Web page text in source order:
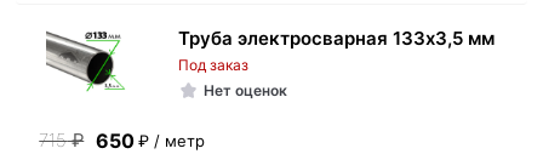
Труба электросварная 133х3,5 мм
Под заказ
Нет оценок
715₽ 650 ₽ / метр